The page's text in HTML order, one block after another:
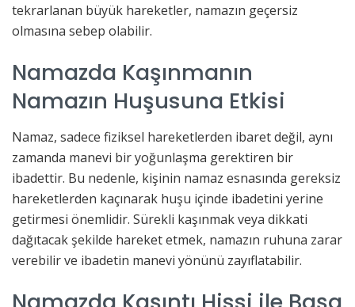
tekrarlanan büyük hareketler, namazın geçersiz
olmasına sebep olabilir.
Namazda Kaşınmanın
Namazın Huşusuna Etkisi
Namaz, sadece fiziksel hareketlerden ibaret değil, aynı
zamanda manevi bir yoğunlaşma gerektiren bir
ibadettir. Bu nedenle, kişinin namaz esnasında gereksiz
hareketlerden kaçınarak huşu içinde ibadetini yerine
getirmesi önemlidir. Sürekli kaşınmak veya dikkati
dağıtacak şekilde hareket etmek, namazın ruhuna zarar
verebilir ve ibadetin manevi yönünü zayıflatabilir.